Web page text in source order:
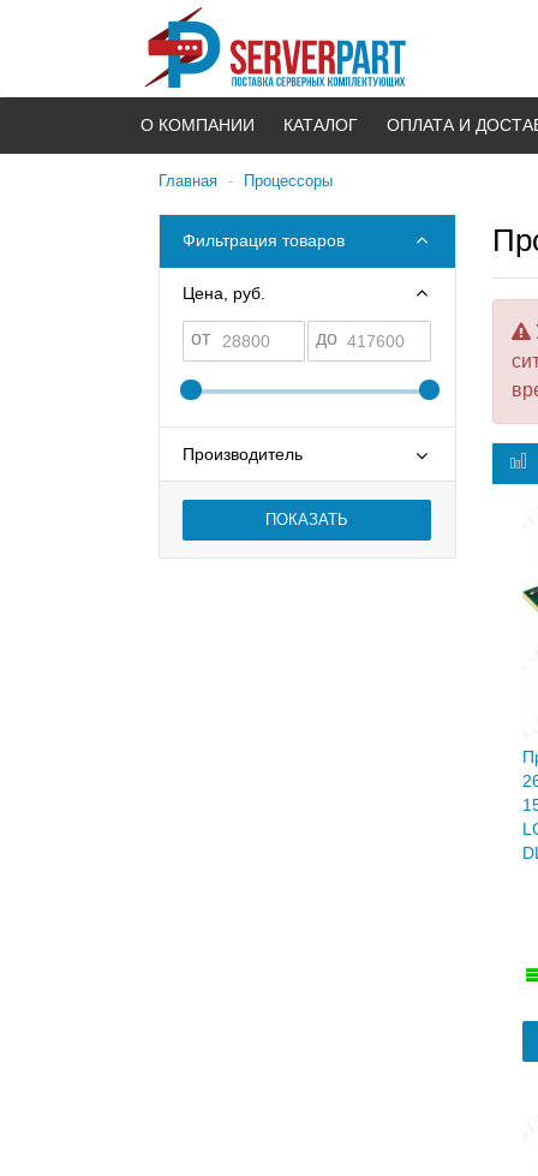
О КОМПАНИИ КАТАЛОГ ОПЛАТА И
Главная - Процессоры
Фильтрация товаров
Цена, руб.
от до
Производитель